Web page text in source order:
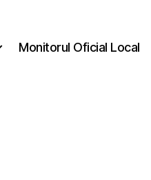
Monitorul Oficial Local